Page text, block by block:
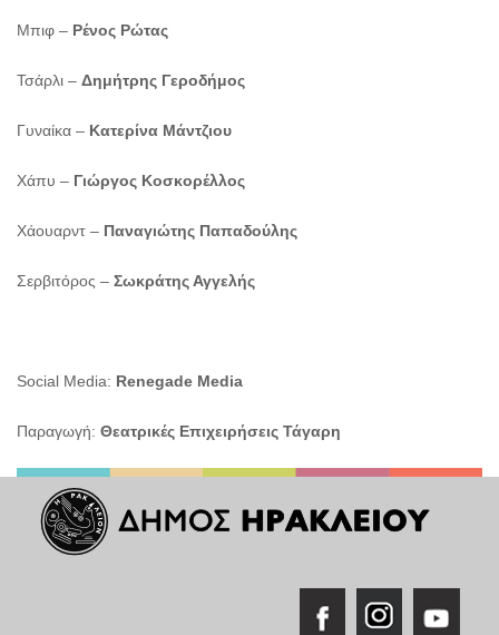
Μπιφ – Ρένος Ρώτας
Τσάρλι – Δημήτρης Γεροδήμος
Γυναίκα – Κατερίνα Μάντζιου
Χάπυ – Γιώργος Κοσκορέλλος
Χάουαρντ – Παναγιώτης Παπαδούλης
Σερβιτόρος – Σωκράτης Αγγελής
Social Media: Renegade Media
Παραγωγή: Θεατρικές Επιχειρήσεις Τάγαρη